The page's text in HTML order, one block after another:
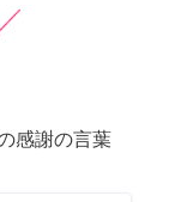
感謝の言葉